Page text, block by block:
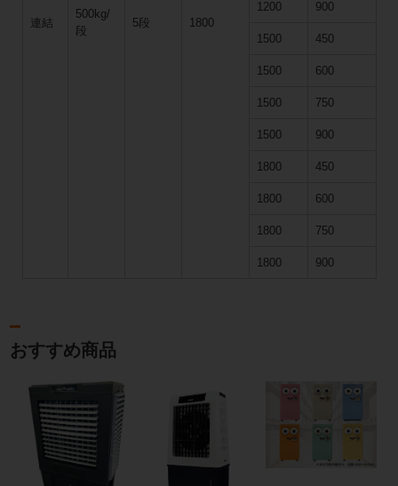
連結
500kg/
段
5段 1800
1200 900
1500 450
1500 600
1500 750
1500 900
1800 450
1800 600
1800 750
1800 900
おすすめ商品